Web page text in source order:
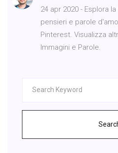
24 apr 2020 - Esplora
pensieri e parole
Pinterest. Visualizza
Immagini e Parole.